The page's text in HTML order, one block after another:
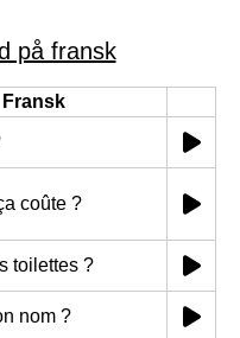
på fransk
Fransk
coûte ?
toilettes ?
nom ?